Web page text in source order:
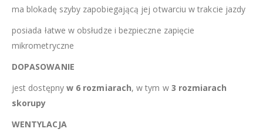
ma blokadę szyby zapobiegającą jej otwarciu w trakcie jazdy
posiada łatwe w obsłudze i bezpieczne zapięcie
mikrometryczne
DOPASOWANIE
jest dostępny w 6 rozmiarach, w tym w 3 rozmiarach
skorupy
WENTYLACJA